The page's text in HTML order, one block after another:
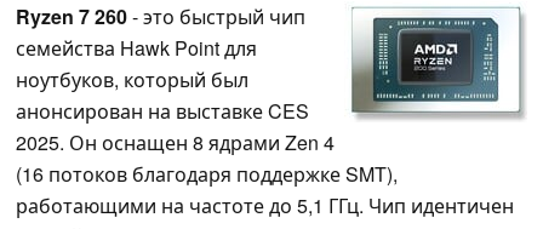
Ryzen 7 260- это быстрый чип
семейства Hawk Point для
ноутбуков, который был
анонсирован на выставке CES
2025. Он оснащен 8 ядрами Zen 4
(16 потоков благодаря поддержке SMT),
работающими на частоте до 5,1 ГГц. Чип идентичен